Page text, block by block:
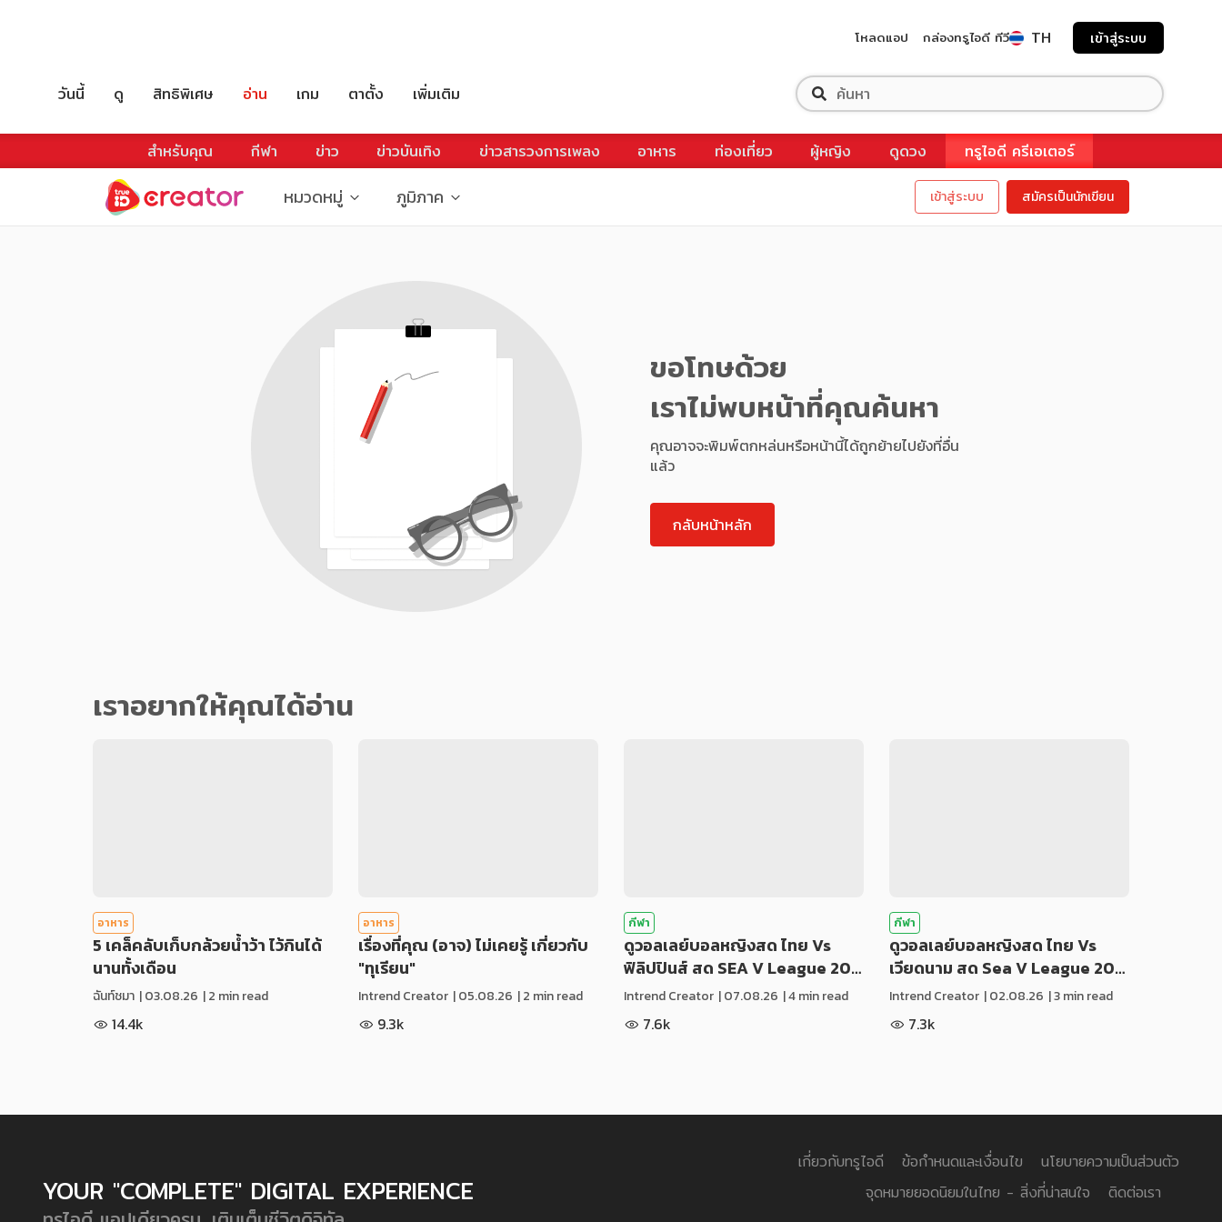
โหลดแอป กล่องทรูไอดี ทีวี TH เข้าสู่ระบบ
วันนี้ ดู สิทธิพิเศษ อ่าน เกม ตาตั้ง เพิ่มเติม
สำหรับคุณ กีฬา ข่าว ข่าวบันเทิง ข่าวสารวงการเพลง อาหาร ท่องเที่ยว ผู้หญิง ดูดวง ทรูไอดี ครีเอเตอร์
หมวดหมู่ ภูมิภาค เข้าสู่ระบบ สมัครเป็นนักเขียน
ขอโทษด้วย
เราไม่พบหน้าที่คุณค้นหา
คุณอาจจะพิมพ์ตกหล่นหรือหน้านี้ได้ถูกย้ายไปยังที่อื่น
แล้ว
กลับหน้าหลัก
เราอยากให้คุณได้อ่าน
อาหาร
5 เคล็คลับเก็บกล้วยน้ำว้า ไว้กินได้
นานทั้งเดือน
ฉันท์ชมา |03.08.26 | 2 min read
14.4k
อาหาร
เรื่องที่คุณ (อาจ) ไม่เคยรู้ เกี่ยวกับ
"ทุเรียน"
Intrend Creator |05.08.26 | 2 min read
9.3k
กีฬา
ดูวอลเลย์บอลหญิงสด ไทย Vs
ฟิลิปปินส์ สด SEA V League 20…
Intrend Creator |07.08.26 | 4 min read
7.6k
กีฬา
ดูวอลเลย์บอลหญิงสด ไทย Vs
เวียดนาม สด Sea V League 20…
Intrend Creator |02.08.26 | 3 min read
7.3k
YOUR "COMPLETE" DIGITAL EXPERIENCE
เกี่ยวกับทรูไอดี ข้อกำหนดและเงื่อนไข
นโยบายความเป็นส่วนตัว
จุดหมายยอดนิยมในไทย - สิ่งที่น่าสนใจ
ติดต่อเรา